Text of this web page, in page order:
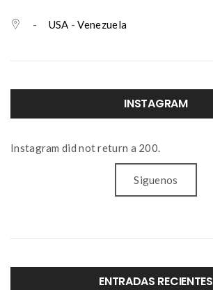
- USA -Venezuela
INSTAGRAM
Instagram did not return a 200.
Siguenos
ENTRADAS RECIENTES